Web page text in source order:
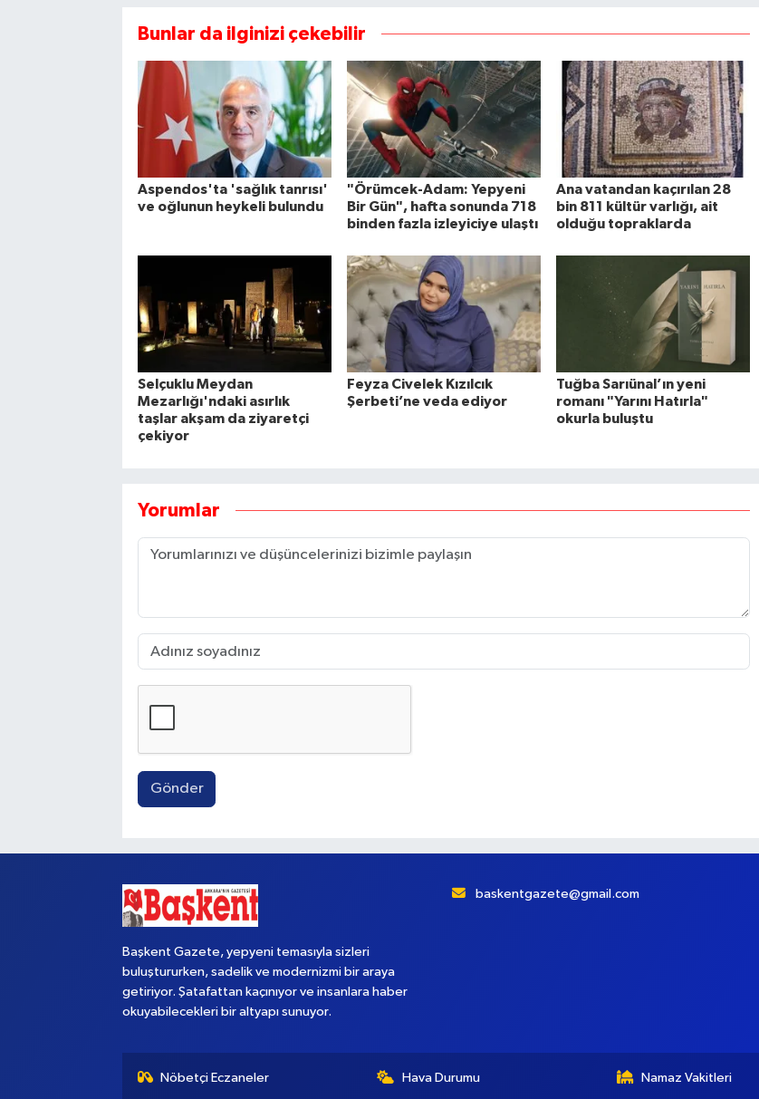
Bunlar da ilginizi çekebilir
Aspendos'ta 'sağlık tanrısı'
ve oğlunun heykeli bulundu
"Örümcek-Adam: Yepyeni
Bir Gün", hafta sonunda 718
binden fazla izleyiciye ulaştı
Ana vatandan kaçırılan 28
bin 811 kültür varlığı, ait
olduğu topraklarda
Selçuklu Meydan
Mezarlığı'ndaki asırlık
taşlar akşam da ziyaretçi
çekiyor
Feyza Civelek Kızılcık
Şerbeti’ne veda ediyor
Tuğba Sarıünal’ın yeni
romanı "Yarını Hatırla"
okurla buluştu
Yorumlar
Gönder
Başkent Gazete, yepyeni temasıyla sizleri
buluştururken, sadelik ve modernizmi bir araya
getiriyor. Şatafattan kaçınıyor ve insanlara haber
okuyabilecekleri bir altyapı sunuyor.
baskentgazete@gmail.com
Nöbetçi Eczaneler Hava Durumu Namaz Vakitleri